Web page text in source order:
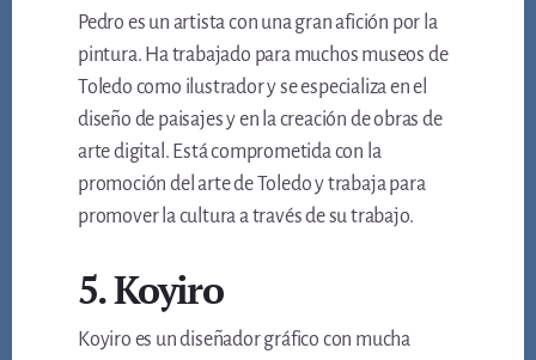
Pedro es un artista con una gran afición por la
pintura. Ha trabajado para muchos museos de
Toledo como ilustrador y se especializa en el
diseño de paisajes y en la creación de obras de
arte digital. Está comprometida con la
promoción del arte de Toledo y trabaja para
promover la cultura a través de su trabajo.
5. Koyiro
Koyiro es un diseñador gráfico con mucha